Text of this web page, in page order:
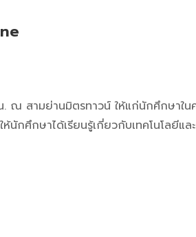
ณ สามย่านมิตรทาวน์ ให้แก่นักศึกษาใ
นักศึกษาได้เรียนรู้เกี่ยวกับเทคโนโลยีแล